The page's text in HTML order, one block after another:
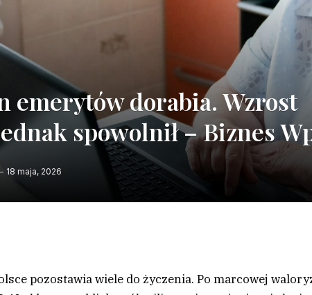
emerytów dorabia. Wzrost
spowolnił – Biznes
18 maja, 2026
pozostawia wiele do życzenia. Po marcowej